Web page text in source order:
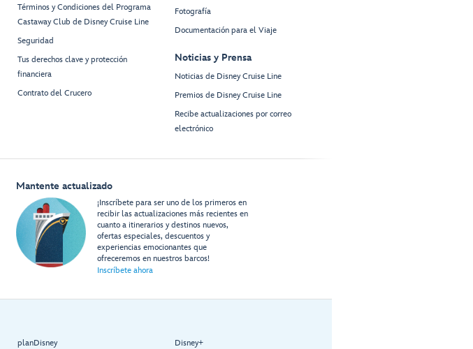
Términos y Condiciones del Programa
Castaway Club de Disney Cruise Line
Seguridad
Tus derechos clave y protección
financiera
Contrato del Crucero
Fotografía
Documentación para el Viaje
Noticias y Prensa
Noticias de Disney Cruise Line
Premios de Disney Cruise Line
Recibe actualizaciones por correo
electrónico
Mantente actualizado
¡Inscríbete para ser uno de los primeros en
recibir las actualizaciones más recientes en
cuanto a itinerarios y destinos nuevos,
ofertas especiales, descuentos y
experiencias emocionantes que
ofreceremos en nuestros barcos!
Inscríbete ahora
planDisney Disney+